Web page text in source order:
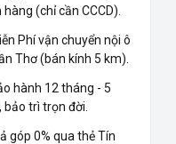
(chỉ cần CCCD).
Phí vận chuyển nội ô
Thơ (bán kính 5 km).
hành 12 tháng - 5
bảo trì trọn đời.
góp 0% qua thẻ Tín